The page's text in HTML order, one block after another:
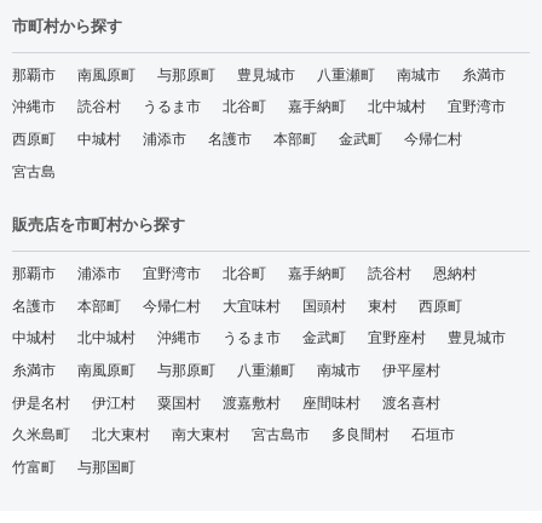
市町村から探す
那覇市 南風原町 与那原町 豊見城市 八重瀬町 南城市
糸満市
沖縄市
読谷村 うるま市 北谷町 嘉手納町 北中城村
宜野湾市
西原町
中城村 浦添市 名護市 本部町 金武町
今帰仁村
宮古島
販売店を市町村から探す
那覇市 浦添市 宜野湾市 北谷町 嘉手納町 読谷村
恩納村
名護市
本部町 今帰仁村 大宜味村 国頭村 東村
西原町
中城村
北中城村 沖縄市 うるま市 金武町 宜野座村
豊見城市
糸満市
南風原町 与那原町 八重瀬町 南城市
伊平屋村
伊是名村
伊江村 粟国村 渡嘉敷村 座間味村
渡名喜村
久米島町
北大東村 南大東村 宮古島市 多良間村
石垣市
竹富町
与那国町